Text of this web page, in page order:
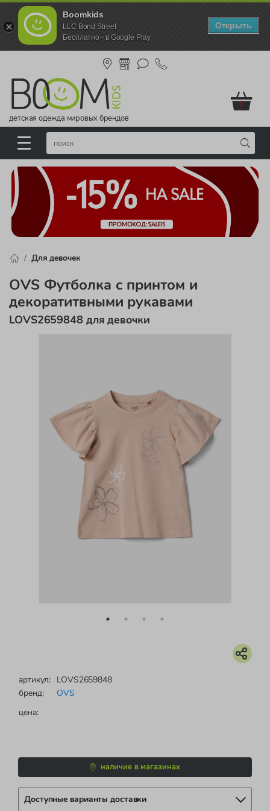
Boomkids
LLC Bond Street
Бесплатно - в Google Play
Открыть
детская одежда мировых брендов
!
Для девочек
OVS Футболка с принтом и
декоратитвными рукавами
LOVS2659848 для девочки
артикул: LOVS2659848
бренд:
OVS
цена:
наличие в магазинах
Доступные варианты доставки